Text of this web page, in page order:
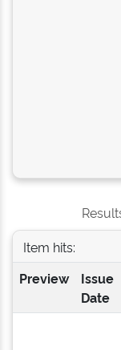
Item hits:
Preview
Issue
Date